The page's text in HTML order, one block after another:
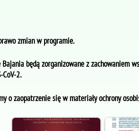
zmian w programie.
Bajania będą zorganizowane z zachowaniem
2.
o zaopatrzenie się w materiały ochrony